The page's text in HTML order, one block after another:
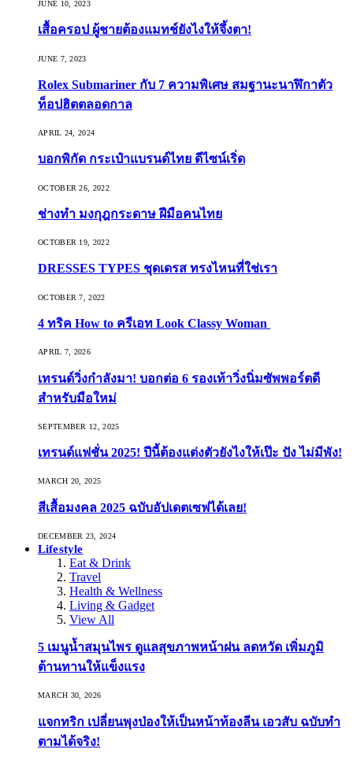
JUNE 10, 2023
เสื้อครอป ผู้ชายต้องแมทช์ยังไงให้จึ้งตา!
JUNE 7, 2023
Rolex Submariner กับ 7 ความพิเศษ สมฐานะนาฬิกาตัว
ท็อปฮิตตลอดกาล
APRIL 24, 2024
บอกพิกัด กระเป๋าแบรนด์ไทย ดีไซน์เริ่ด
OCTOBER 26, 2022
ช่างทำ มงกุฎกระดาษ ฝีมือคนไทย
OCTOBER 19, 2022
DRESSES TYPES ชุดเดรส ทรงไหนที่ใช่เรา
OCTOBER 7, 2022
4 ทริค How to ครีเอท Look Classy Woman
APRIL 7, 2026
เทรนด์วิ่งกำลังมา! บอกต่อ 6 รองเท้าวิ่งนิ่มซัพพอร์ตดี
สำหรับมือใหม่
SEPTEMBER 12, 2025
เทรนด์แฟชั่น 2025! ปีนี้ต้องแต่งตัวยังไงให้เป๊ะ ปัง ไม่มีพัง!
MARCH 20, 2025
สีเสื้อมงคล 2025 ฉบับอัปเดตเซฟได้เลย!
DECEMBER 23, 2024
Lifestyle
Eat & Drink
Travel
Health & Wellness
Living & Gadget
View All
5 เมนูน้ำสมุนไพร ดูแลสุขภาพหน้าฝน ลดหวัด เพิ่มภูมิ
ต้านทานให้แข็งแรง
MARCH 30, 2026
แจกทริก เปลี่ยนพุงป่องให้เป็นหน้าท้องลีน เอวสับ ฉบับทำ
ตามได้จริง!